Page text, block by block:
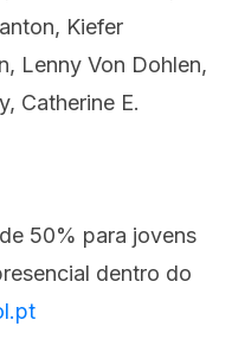
Kiefer
Lenny Von Dohlen,
Catherine E.
50% para jovens
dentro do